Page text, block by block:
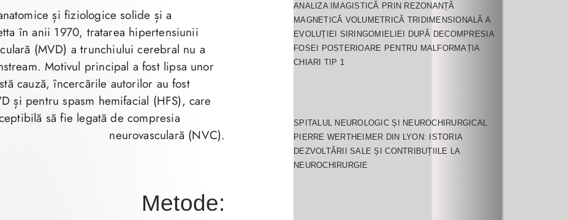
și fiziologice solide și a
în anii 1970, tratarea hipertensiunii
(MVD) a trunchiului cerebral nu a
Motivul principal a fost lipsa unor
cauză, încercările autorilor au fost
și pentru spasm hemifacial (HFS), care
să fie legată de compresia
neurovasculară (NVC).
Metode:
ANALIZA IMAGISTICĂ PRIN REZONANȚĂ
MAGNETICĂ VOLUMETRICĂ TRIDIMENSIONALĂ A
EVOLUȚIEI SIRINGOMIELIEI DUPĂ DECOMPRESIA
FOSEI POSTERIOARE PENTRU MALFORMAȚIA
CHIARI TIP 1
SPITALUL NEUROLOGIC ȘI NEUROCHIRURGICAL
PIERRE WERTHEIMER DIN LYON: ISTORIA
DEZVOLTĂRII SALE ȘI CONTRIBUȚIILE LA
NEUROCHIRURGIE